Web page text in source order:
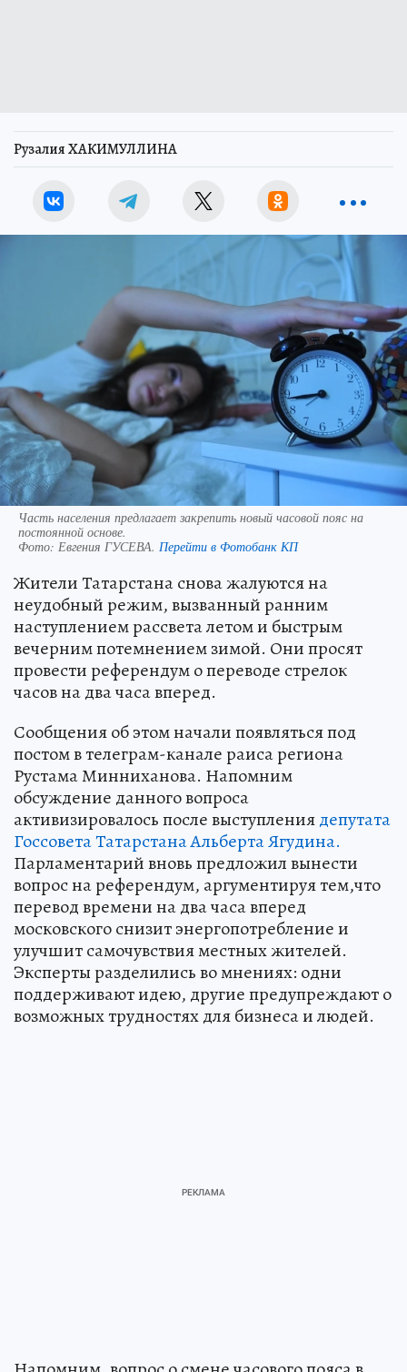
Рузалия ХАКИМУЛЛИНА
Часть населения предлагает закрепить новый часовой пояс на
постоянной основе.
Фото: Евгения ГУСЕВА. Перейти в Фотобанк КП
Жители Татарстана снова жалуются на
неудобный режим, вызванный ранним
наступлением рассвета летом и быстрым
вечерним потемнением зимой. Они просят
провести референдум о переводе стрелок
часов на два часа вперед.
Сообщения об этом начали появляться под
постом в телеграм-канале раиса региона
Рустама Минниханова. Напомним
обсуждение данного вопроса
активизировалось после выступлениядепутата
Госсовета Татарстана Альберта Ягудина.
Парламентарий вновь предложил вынести
вопрос на референдум, аргументируя тем,что
перевод времени на два часа вперед
московского снизит энергопотребление и
улучшит самочувствия местных жителей.
Эксперты разделились во мнениях: одни
поддерживают идею, другие предупреждают о
возможных трудностях для бизнеса и людей.